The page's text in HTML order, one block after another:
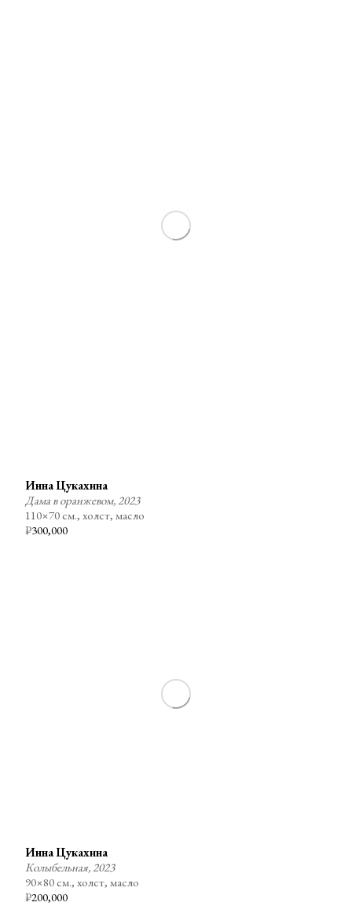
₽300,000
Инна Цукахина
Дама в оранжевом, 2023
110×70 см., холст, масло
₽200,000
Инна Цукахина
Колыбельная, 2023
90×80 см., холст, масло